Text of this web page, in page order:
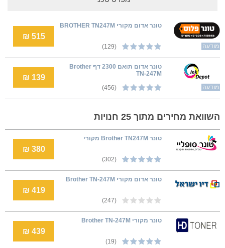
מודעה
טונר אדום מקורי BROTHER TN247M
(129)
515 ₪
מודעה
טונר אדום תואם 2300 דף Brother
TN-247M
(456)
139 ₪
השוואת מחירים מתוך 25 חנויות
‏טונר Brother TN247M מקורי
(302)
380 ₪
טונר אדום מקורי Brother TN-247M
(247)
419 ₪
טונר מקורי Brother TN-247M
(19)
439 ₪